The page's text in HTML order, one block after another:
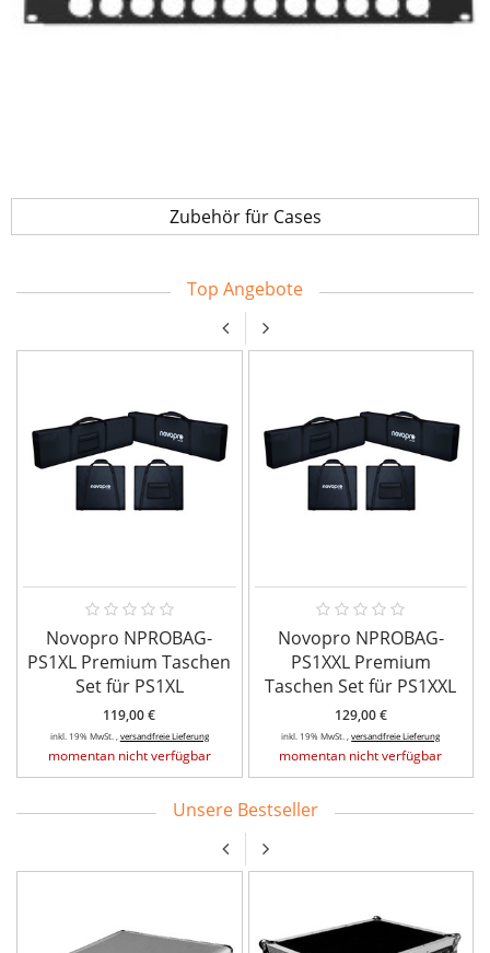
Zubehör für Cases
Top Angebote
Novopro NPROBAG-
PS1XL Premium Taschen
Set für PS1XL
119,00 €
inkl. 19% MwSt. , versandfreie Lieferung
momentan nicht verfügbar
Novopro NPROBAG-
PS1XXL Premium
Taschen Set für PS1XXL
129,00 €
inkl. 19% MwSt. ,versandfreie Lieferung
momentan nicht verfügbar
Unsere Bestseller